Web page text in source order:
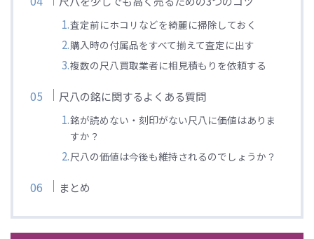
査定前にホコリなどを綺麗に掃除しておく
購入時の付属品をすべて揃えて査定に出す
複数の尺八買取業者に相見積もりを依頼する
尺八の銘に関するよくある質問
銘が読めない・刻印がない尺八に価値はありま
すか？
尺八の価値は今後も維持されるのでしょうか？
まとめ